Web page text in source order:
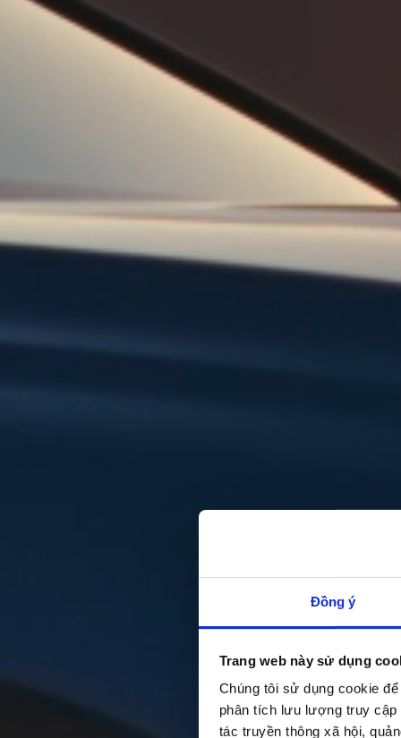
Đồng ý
Trang web này sử dụng
Chúng tôi sử dụng cookie
phân tích lưu lượng truy cập
tác truyền thông xã hội,